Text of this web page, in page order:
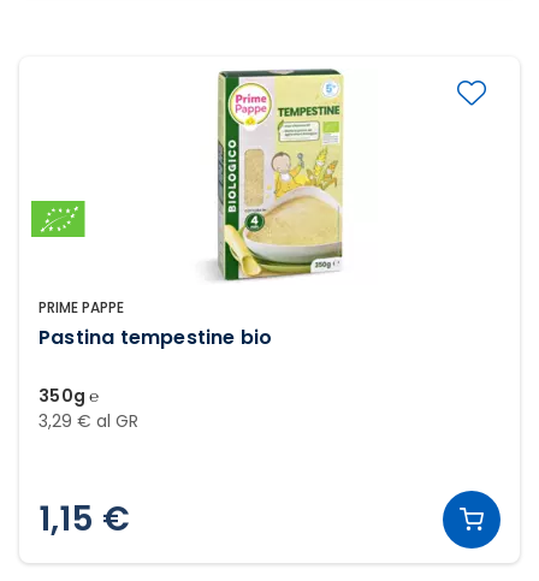
PRIME PAPPE
Pastina tempestine bio
350g ℮
3,29 € al GR
1,15 €